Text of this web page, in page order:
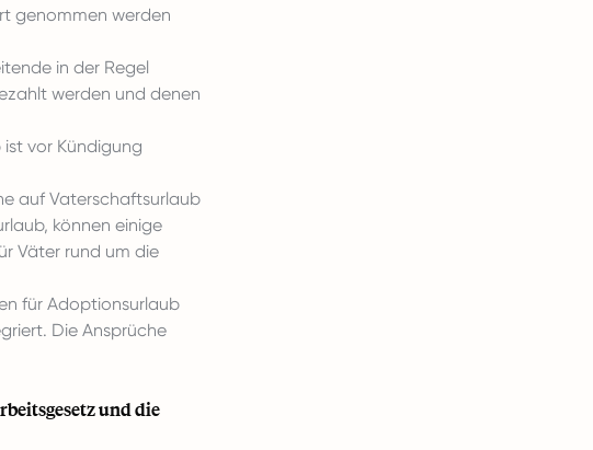
genommen werden
in der Regel
werden und denen
vor Kündigung
auf Vaterschaftsurlaub
können einige
Väter rund um die
für Adoptionsurlaub
Die Ansprüche
und die